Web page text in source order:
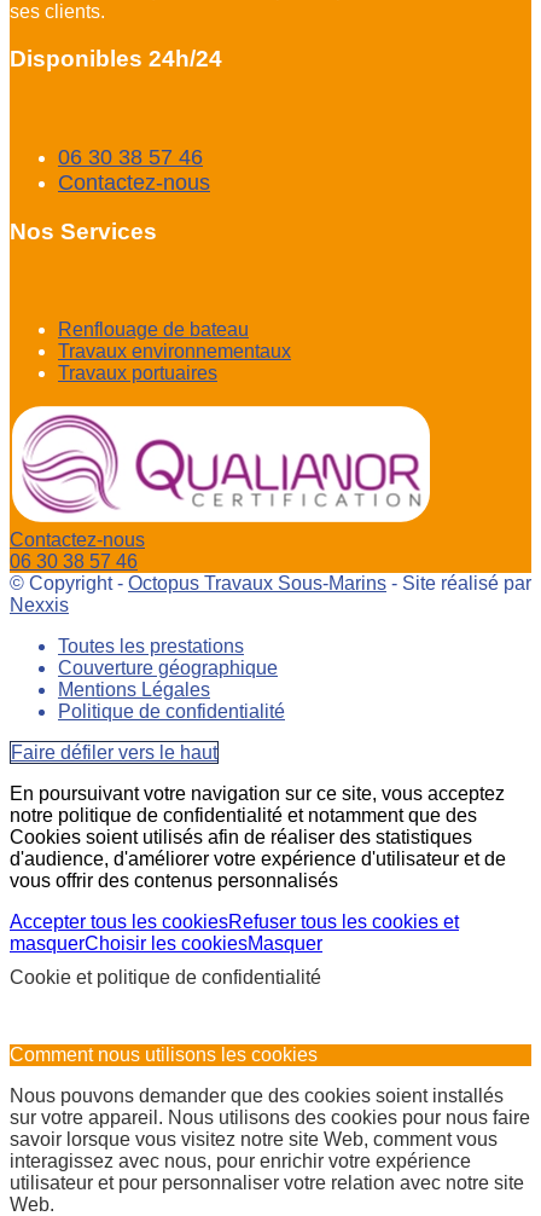
ses clients.
Disponibles 24h/24
06 30 38 57 46
Contactez-nous
Nos Services
Renflouage de bateau
Travaux environnementaux
Travaux portuaires
Contactez-nous
06 30 38 57 46
© Copyright - Octopus Travaux Sous-Marins - Site réalisé par
Nexxis
Toutes les prestations
Couverture géographique
Mentions Légales
Politique de confidentialité
Faire défiler vers le haut
En poursuivant votre navigation sur ce site, vous acceptez
notre politique de confidentialité et notamment que des
Cookies soient utilisés afin de réaliser des statistiques
d'audience, d'améliorer votre expérience d'utilisateur et de
vous offrir des contenus personnalisés
Accepter tous les cookiesRefuser tous les cookies et
masquerChoisir les cookiesMasquer
Cookie et politique de confidentialité
Comment nous utilisons les cookies
Nous pouvons demander que des cookies soient installés
sur votre appareil. Nous utilisons des cookies pour nous faire
savoir lorsque vous visitez notre site Web, comment vous
interagissez avec nous, pour enrichir votre expérience
utilisateur et pour personnaliser votre relation avec notre site
Web.